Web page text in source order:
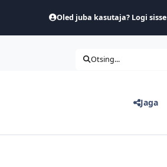
Oled juba kasutaja? Logi sisse
Otsing...
Jaga